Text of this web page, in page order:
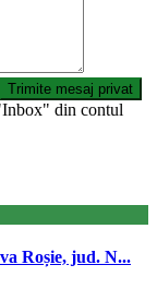
din contul
Roșie, jud. N...